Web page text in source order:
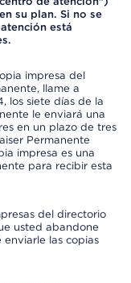
su plan. Si no se
está
impresa del
llame a
los siete días de la
le enviará una
en un plazo de tres
Permanente
impresa es una
para recibir esta
del directorio
usted abandone
enviarle las copias